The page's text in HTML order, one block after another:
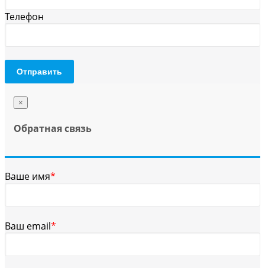
Телефон
Отправить
×
Обратная связь
Ваше имя*
Ваш email*